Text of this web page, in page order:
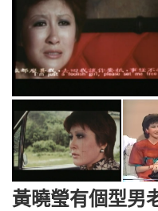
黃曉瑩有個型男